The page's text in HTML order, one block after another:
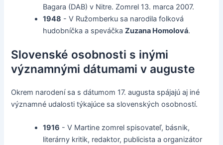
Bagara (DAB) v Nitre. Zomrel 13. marca 2007.
1948 - V Ružomberku sa narodila folková
hudobníčka a speváčkaZuzana Homolová.
Slovenské osobnosti s inými
významnými dátumami v auguste
Okrem narodení sa s dátumom 17. augusta spájajú aj iné
významné udalosti týkajúce sa slovenských osobností.
1916 - V Martine zomrel spisovateľ, básnik,
literárny kritik, redaktor, publicista a organizátor